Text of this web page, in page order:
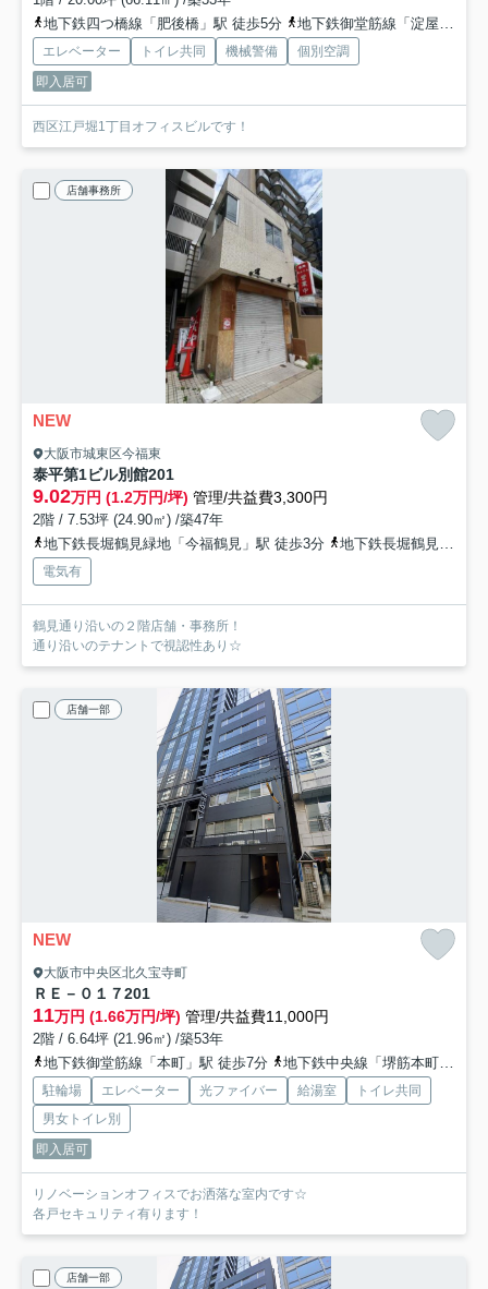
地下鉄四つ橋線「肥後橋」駅 徒歩5分
地下鉄御堂筋線「淀屋橋」駅 徒歩14分
エレベーター トイレ共同 機械警備
個別空調
即入居可
西区江戸堀1丁目オフィスビルです！
店舗事務所
NEW
大阪市城東区今福東
泰平第1ビル別館201
9.02万円 (1.2万円/坪) 管理/共益費3,300円
2階 / 7.53坪 (24.90㎡) /築47年
地下鉄長堀鶴見緑地「今福鶴見」駅 徒歩3分
地下鉄長堀鶴見緑地「蒲生四丁目」駅 徒歩12分
電気有
鶴見通り沿いの２階店舗・事務所！
通り沿いのテナントで視認性あり☆
店舗一部
NEW
大阪市中央区北久宝寺町
ＲＥ－０１７201
11万円 (1.66万円/坪) 管理/共益費11,000円
2階 / 6.64坪 (21.96㎡) /築53年
地下鉄御堂筋線「本町」駅 徒歩7分
地下鉄中央線「堺筋本町」駅 徒歩8分
駐輪場 エレベーター 光ファイバー 給湯室
トイレ共同
男女トイレ別
即入居可
リノベーションオフィスでお洒落な室内です☆
各戸セキュリティ有ります！
店舗一部